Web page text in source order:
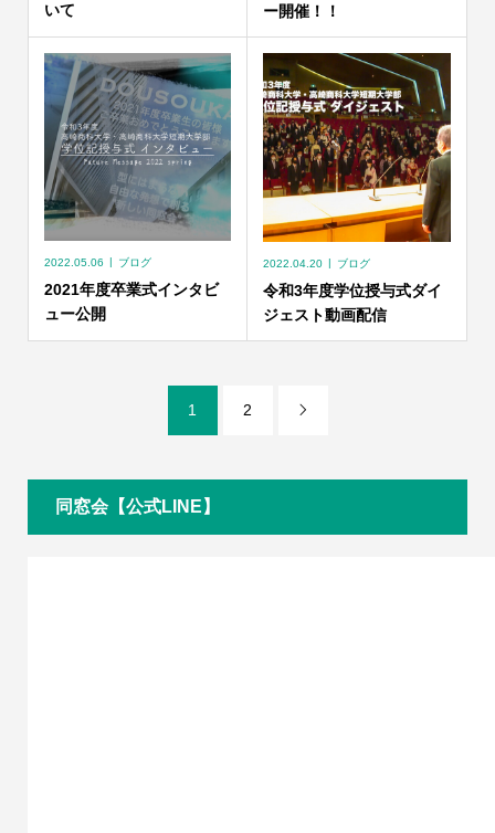
いて
ー開催！！
2022.05.06 ブログ
2021年度卒業式インタビ
ュー公開
2022.04.20 ブログ
令和3年度学位授与式ダイ
ジェスト動画配信
1 2 
同窓会【公式LINE】